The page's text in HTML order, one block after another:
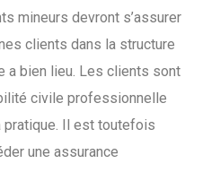
mineurs devront s’assurer
clients dans la structure
a bien lieu. Les clients sont
civile professionnelle
pratique. Il est toutefois
une assurance